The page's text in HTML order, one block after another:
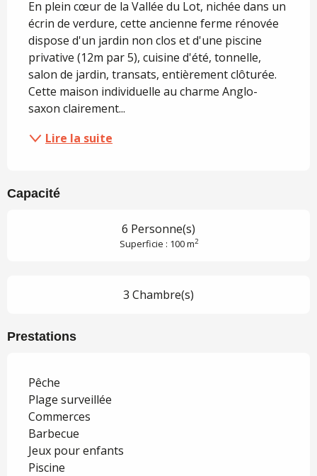
En plein cœur de la Vallée du Lot, nichée dans un
écrin de verdure, cette ancienne ferme rénovée
dispose d'un jardin non clos et d'une piscine
privative (12m par 5), cuisine d'été, tonnelle,
salon de jardin, transats, entièrement clôturée.
Cette maison individuelle au charme Anglo-
saxon clairement...
Lire la suite
Capacité
6 Personne(s)
Superficie : 100 m2
3 Chambre(s)
Prestations
Pêche
Plage surveillée
Commerces
Barbecue
Jeux pour enfants
Piscine